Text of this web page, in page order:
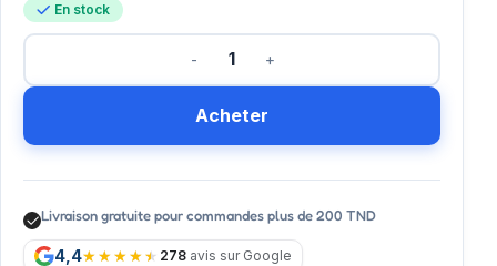
En stock
Acheter
Livraison gratuite pour commandes plus de 200 TND
4,4 278 avis sur Google